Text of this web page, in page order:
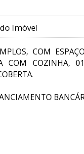
Imóvel
COM
COM COZINHA,